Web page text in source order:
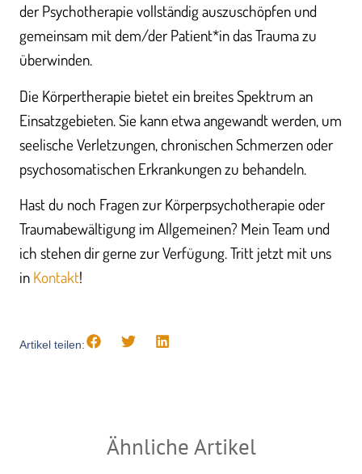
der Psychotherapie vollständig auszuschöpfen und
gemeinsam mit dem/der Patient*in das Trauma zu
überwinden.
Die Körpertherapie bietet ein breites Spektrum an
Einsatzgebieten. Sie kann etwa angewandt werden, um
seelische Verletzungen, chronischen Schmerzen oder
psychosomatischen Erkrankungen zu behandeln.
Hast du noch Fragen zur Körperpsychotherapie oder
Traumabewältigung im Allgemeinen? Mein Team und
ich stehen dir gerne zur Verfügung. Tritt jetzt mit uns
in Kontakt!
Artikel teilen:
Ähnliche Artikel